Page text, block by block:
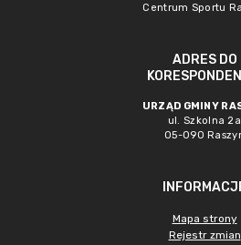
Centrum Sportu
ADRES DO
URZĄD GMINY
ul. Szkolna 2a
05-090
Mapa strony
Rejestr zmian